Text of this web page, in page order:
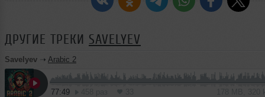
ДРУГИЕ ТРЕКИ SAVELYEV
Savelyev ➝ Arabic 2
77:49